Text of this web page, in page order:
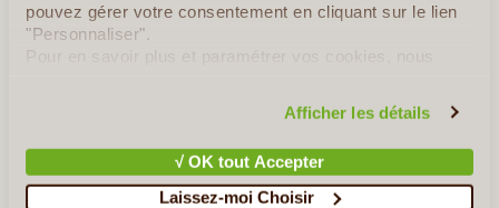
pouvez gérer votre consentement en cliquant sur le lien
"Personnaliser".
Pour en savoir plus et paramétrer vos cookies, nous
Afficher les détails
√ OK tout Accepter
Laissez-moi Choisir
sauvage du Kosovo. Cet itinéraire vous emmène à la découverte
des rues animées de Pristina, la capitale, mais aussi des
cascades spectaculaires de Mirusha et du somptueux canyon de